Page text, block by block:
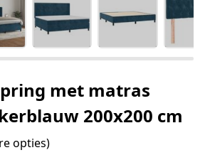
met matras
200x200 cm
opties)